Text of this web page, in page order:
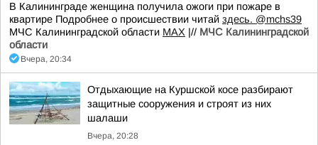
В Калининграде женщина получила ожоги при пожаре в
квартире Подробнее о происшествии читай здесь. @mchs39
МЧС Калининградской области MAX |// МЧС Калининградской
области
Вчера, 20:34
Отдыхающие на Куршской косе разбирают
защитные сооружения и строят из них
шалаши
Вчера, 20:28